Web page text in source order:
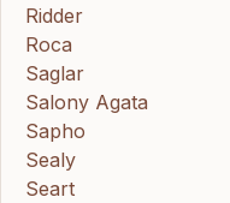
Ridder
Roca
Saglar
Salony Agata
Sapho
Sealy
Seart